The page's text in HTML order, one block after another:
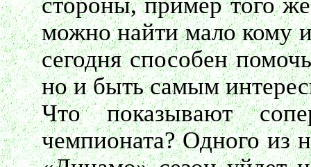
можно найти мало кому
сегодня способен
но и быть самым
Что показывают
чемпионата? Одного из